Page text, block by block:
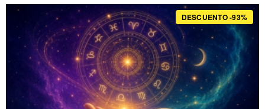
DESCUENTO -93%